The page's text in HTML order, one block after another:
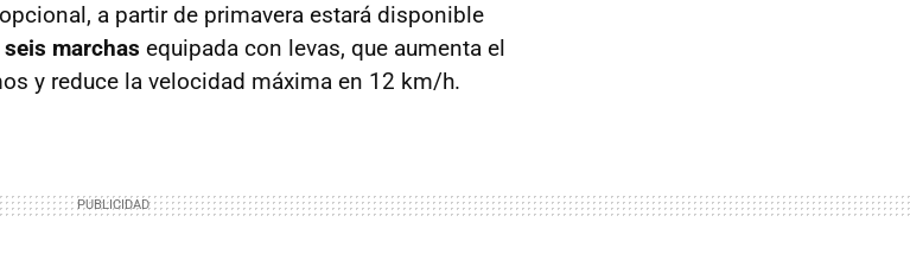
a partir de primavera estará disponible
marchas equipada con levas, que aumenta el
y reduce la velocidad máxima en 12 km/h.